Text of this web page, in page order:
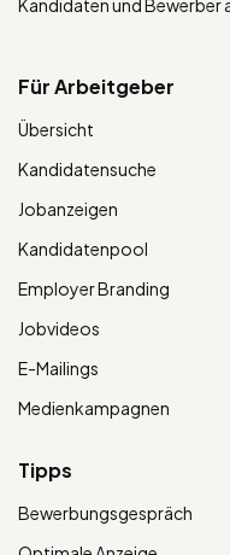
Kandidaten und Bewerber
Für Arbeitgeber
Übersicht
Kandidatensuche
Jobanzeigen
Kandidatenpool
Employer Branding
Jobvideos
E-Mailings
Medienkampagnen
Tipps
Bewerbungsgespräch